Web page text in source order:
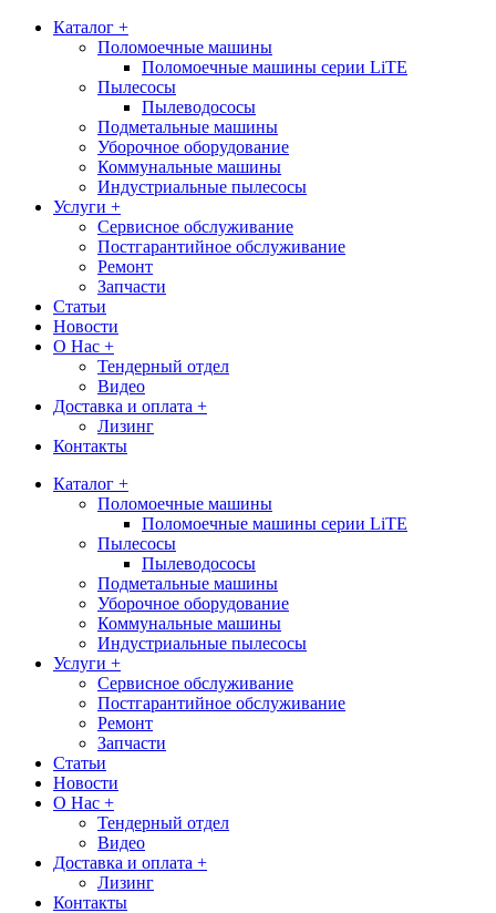
Каталог +
Поломоечные машины
Поломоечные машины серии LiTE
Пылесосы
Пылеводососы
Подметальные машины
Уборочное оборудование
Коммунальные машины
Индустриальные пылесосы
Услуги +
Сервисное обслуживание
Постгарантийное обслуживание
Ремонт
Запчасти
Статьи
Новости
О Нас +
Тендерный отдел
Видео
Доставка и оплата +
Лизинг
Контакты
Каталог +
Поломоечные машины
Поломоечные машины серии LiTE
Пылесосы
Пылеводососы
Подметальные машины
Уборочное оборудование
Коммунальные машины
Индустриальные пылесосы
Услуги +
Сервисное обслуживание
Постгарантийное обслуживание
Ремонт
Запчасти
Статьи
Новости
О Нас +
Тендерный отдел
Видео
Доставка и оплата +
Лизинг
Контакты